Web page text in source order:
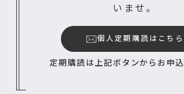
いませ。
個人定期購読はこちら
定期購読は上記ボタンからお申